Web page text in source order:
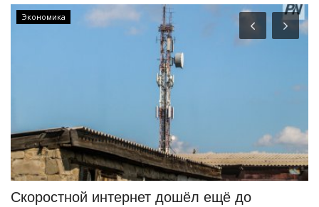
Экономика
Скоростной интернет дошёл ещё до